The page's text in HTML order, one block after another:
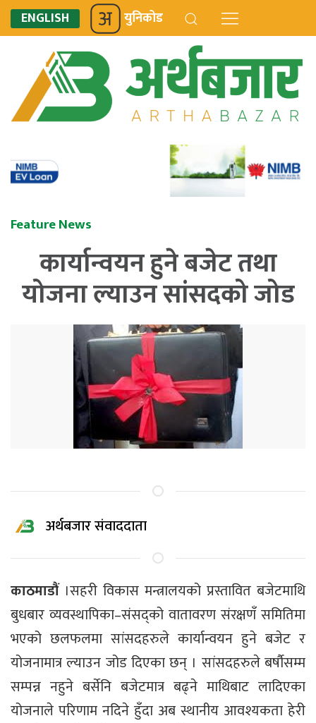
ENGLISH युनिकोड
Feature News
कार्यान्वयन हुने बजेट तथा
योजना ल्याउन सांसदको जोड
अर्थबजार संवाददाता
काठमाडौं।सहरी विकास मन्त्रालयको प्रस्तावित बजेटमाथि
बुधबार व्यवस्थापिका–संसद्को वातावरण संरक्षणँ समितिमा
भएको छलफलमा सांसदहरुले कार्यान्वयन हुने बजेट र
योजनामात्र ल्याउन जोड दिएका छन् । सांसदहरुले बर्षौसम्म
सम्पन्न नहुने बर्सेनि बजेटमात्र बढ्ने माथिबाट लादिएका
योजनाले परिणाम नदिने हुँदा अब स्थानीय आवश्यकता हेरी